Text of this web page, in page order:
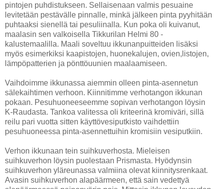
pintojen puhdistukseen. Sellaisenaan valmis pesuaine
levitetään pestävälle pinnalle, minkä jälkeen pinta pyyhitään
puhtaaksi sienellä tai pesuliinalla. Kun poka oli kuivanut,
maalasin sen valkoisella Tikkurilan Helmi 80 -
kalustemaalilla. Maali soveltuu ikkunanpuitteiden lisäksi
myös esimerkiksi kaapistojen, huonekalujen, ovien,listojen,
lämpöpatterien ja pönttöuunien maalaamiseen.
Vaihdoimme ikkunassa aiemmin olleen pinta-asennetun
sälekaihtimen verhoon. Kiinnitimme verhotangon ikkunan
pokaan. Pesuhuoneeseemme sopivan verhotangon löysin
K-Raudasta. Tankoa valitessa oli kriteerinä kromiväri, sillä
reilu pari vuotta sitten käyttövesiputkisto vaihdettiin
pesuhuoneessa pinta-asennettuihin kromisiin vesiputkiin.
Verhon ikkunaan tein suihkuverhosta. Mieleisen
suihkuverhon löysin puolestaan Prismasta. Hyödynsin
suihkuverhon yläreunassa valmiina olevat kiinnitysrenkaat.
Avasin suihkuverhon alapäärmeen, että sain vedettyä